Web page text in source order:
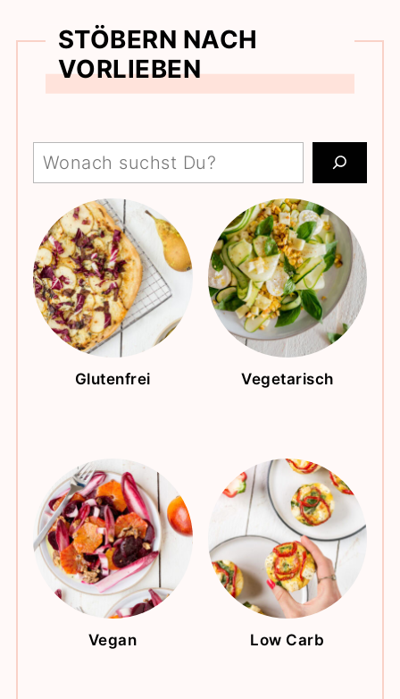
STÖBERN NACH
VORLIEBEN
Search:
Glutenfrei Vegetarisch
Vegan Low Carb